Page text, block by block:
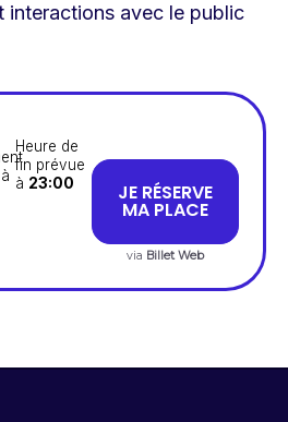
interactions avec le public
Heure de
fin prévue
à 23:00 JE RÉSERVE
MA PLACE
via Billet Web